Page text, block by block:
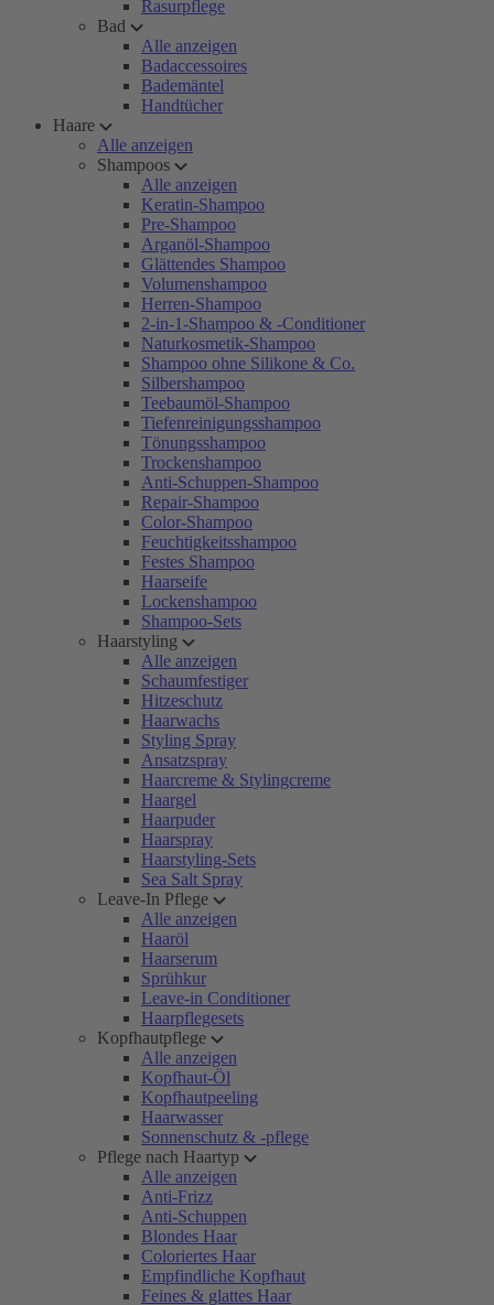
Rasurpflege
Bad
Alle anzeigen
Badaccessoires
Bademäntel
Handtücher
Haare
Alle anzeigen
Shampoos
Alle anzeigen
Keratin-Shampoo
Pre-Shampoo
Arganöl-Shampoo
Glättendes Shampoo
Volumenshampoo
Herren-Shampoo
2-in-1-Shampoo & -Conditioner
Naturkosmetik-Shampoo
Shampoo ohne Silikone & Co.
Silbershampoo
Teebaumöl-Shampoo
Tiefenreinigungsshampoo
Tönungsshampoo
Trockenshampoo
Anti-Schuppen-Shampoo
Repair-Shampoo
Color-Shampoo
Feuchtigkeitsshampoo
Festes Shampoo
Haarseife
Lockenshampoo
Shampoo-Sets
Haarstyling
Alle anzeigen
Schaumfestiger
Hitzeschutz
Haarwachs
Styling Spray
Ansatzspray
Haarcreme & Stylingcreme
Haargel
Haarpuder
Haarspray
Haarstyling-Sets
Sea Salt Spray
Leave-In Pflege
Alle anzeigen
Haaröl
Haarserum
Sprühkur
Leave-in Conditioner
Haarpflegesets
Kopfhautpflege
Alle anzeigen
Kopfhaut-Öl
Kopfhautpeeling
Haarwasser
Sonnenschutz & -pflege
Pflege nach Haartyp
Alle anzeigen
Anti-Frizz
Anti-Schuppen
Blondes Haar
Coloriertes Haar
Empfindliche Kopfhaut
Feines & glattes Haar